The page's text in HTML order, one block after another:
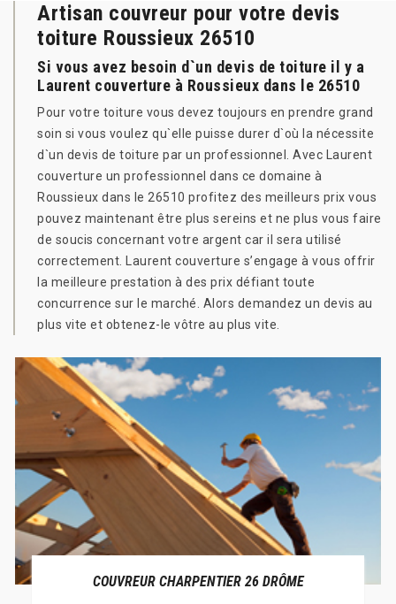
Artisan couvreur pour votre devis
toiture Roussieux 26510
Si vous avez besoin d`un devis de toiture il y a
Laurent couverture à Roussieux dans le 26510
Pour votre toiture vous devez toujours en prendre grand
soin si vous voulez qu`elle puisse durer d`où la nécessite
d`un devis de toiture par un professionnel. Avec Laurent
couverture un professionnel dans ce domaine à
Roussieux dans le 26510 profitez des meilleurs prix vous
pouvez maintenant être plus sereins et ne plus vous faire
de soucis concernant votre argent car il sera utilisé
correctement. Laurent couverture s’engage à vous offrir
la meilleure prestation à des prix défiant toute
concurrence sur le marché. Alors demandez un devis au
plus vite et obtenez-le vôtre au plus vite.
COUVREUR CHARPENTIER 26 DRÔME